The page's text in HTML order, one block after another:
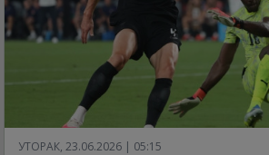
УТОРАК, 23.06.2026 | 05:15